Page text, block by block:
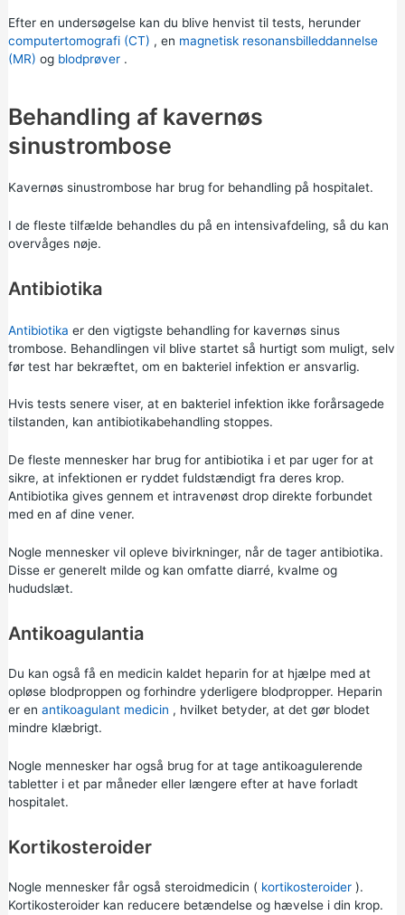
Efter en undersøgelse kan du blive henvist til tests, herunder
computertomografi (CT) , en magnetisk resonansbilleddannelse
(MR) og blodprøver.
Behandling af kavernøs
sinustrombose
Kavernøs sinustrombose har brug for behandling på hospitalet.
I de fleste tilfælde behandles du på en intensivafdeling, så du kan
overvåges nøje.
Antibiotika
Antibiotika er den vigtigste behandling for kavernøs sinus
trombose. Behandlingen vil blive startet så hurtigt som muligt, selv
før test har bekræftet, om en bakteriel infektion er ansvarlig.
Hvis tests senere viser, at en bakteriel infektion ikke forårsagede
tilstanden, kan antibiotikabehandling stoppes.
De fleste mennesker har brug for antibiotika i et par uger for at
sikre, at infektionen er ryddet fuldstændigt fra deres krop.
Antibiotika gives gennem et intravenøst drop direkte forbundet
med en af dine vener.
Nogle mennesker vil opleve bivirkninger, når de tager antibiotika.
Disse er generelt milde og kan omfatte diarré, kvalme og
hududslæt.
Antikoagulantia
Du kan også få en medicin kaldet heparin for at hjælpe med at
opløse blodproppen og forhindre yderligere blodpropper. Heparin
er en antikoagulant medicin , hvilket betyder, at det gør blodet
mindre klæbrigt.
Nogle mennesker har også brug for at tage antikoagulerende
tabletter i et par måneder eller længere efter at have forladt
hospitalet.
Kortikosteroider
Nogle mennesker får også steroidmedicin ( kortikosteroider).
Kortikosteroider kan reducere betændelse og hævelse i din krop.